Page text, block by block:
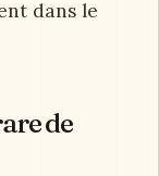
dans le
de